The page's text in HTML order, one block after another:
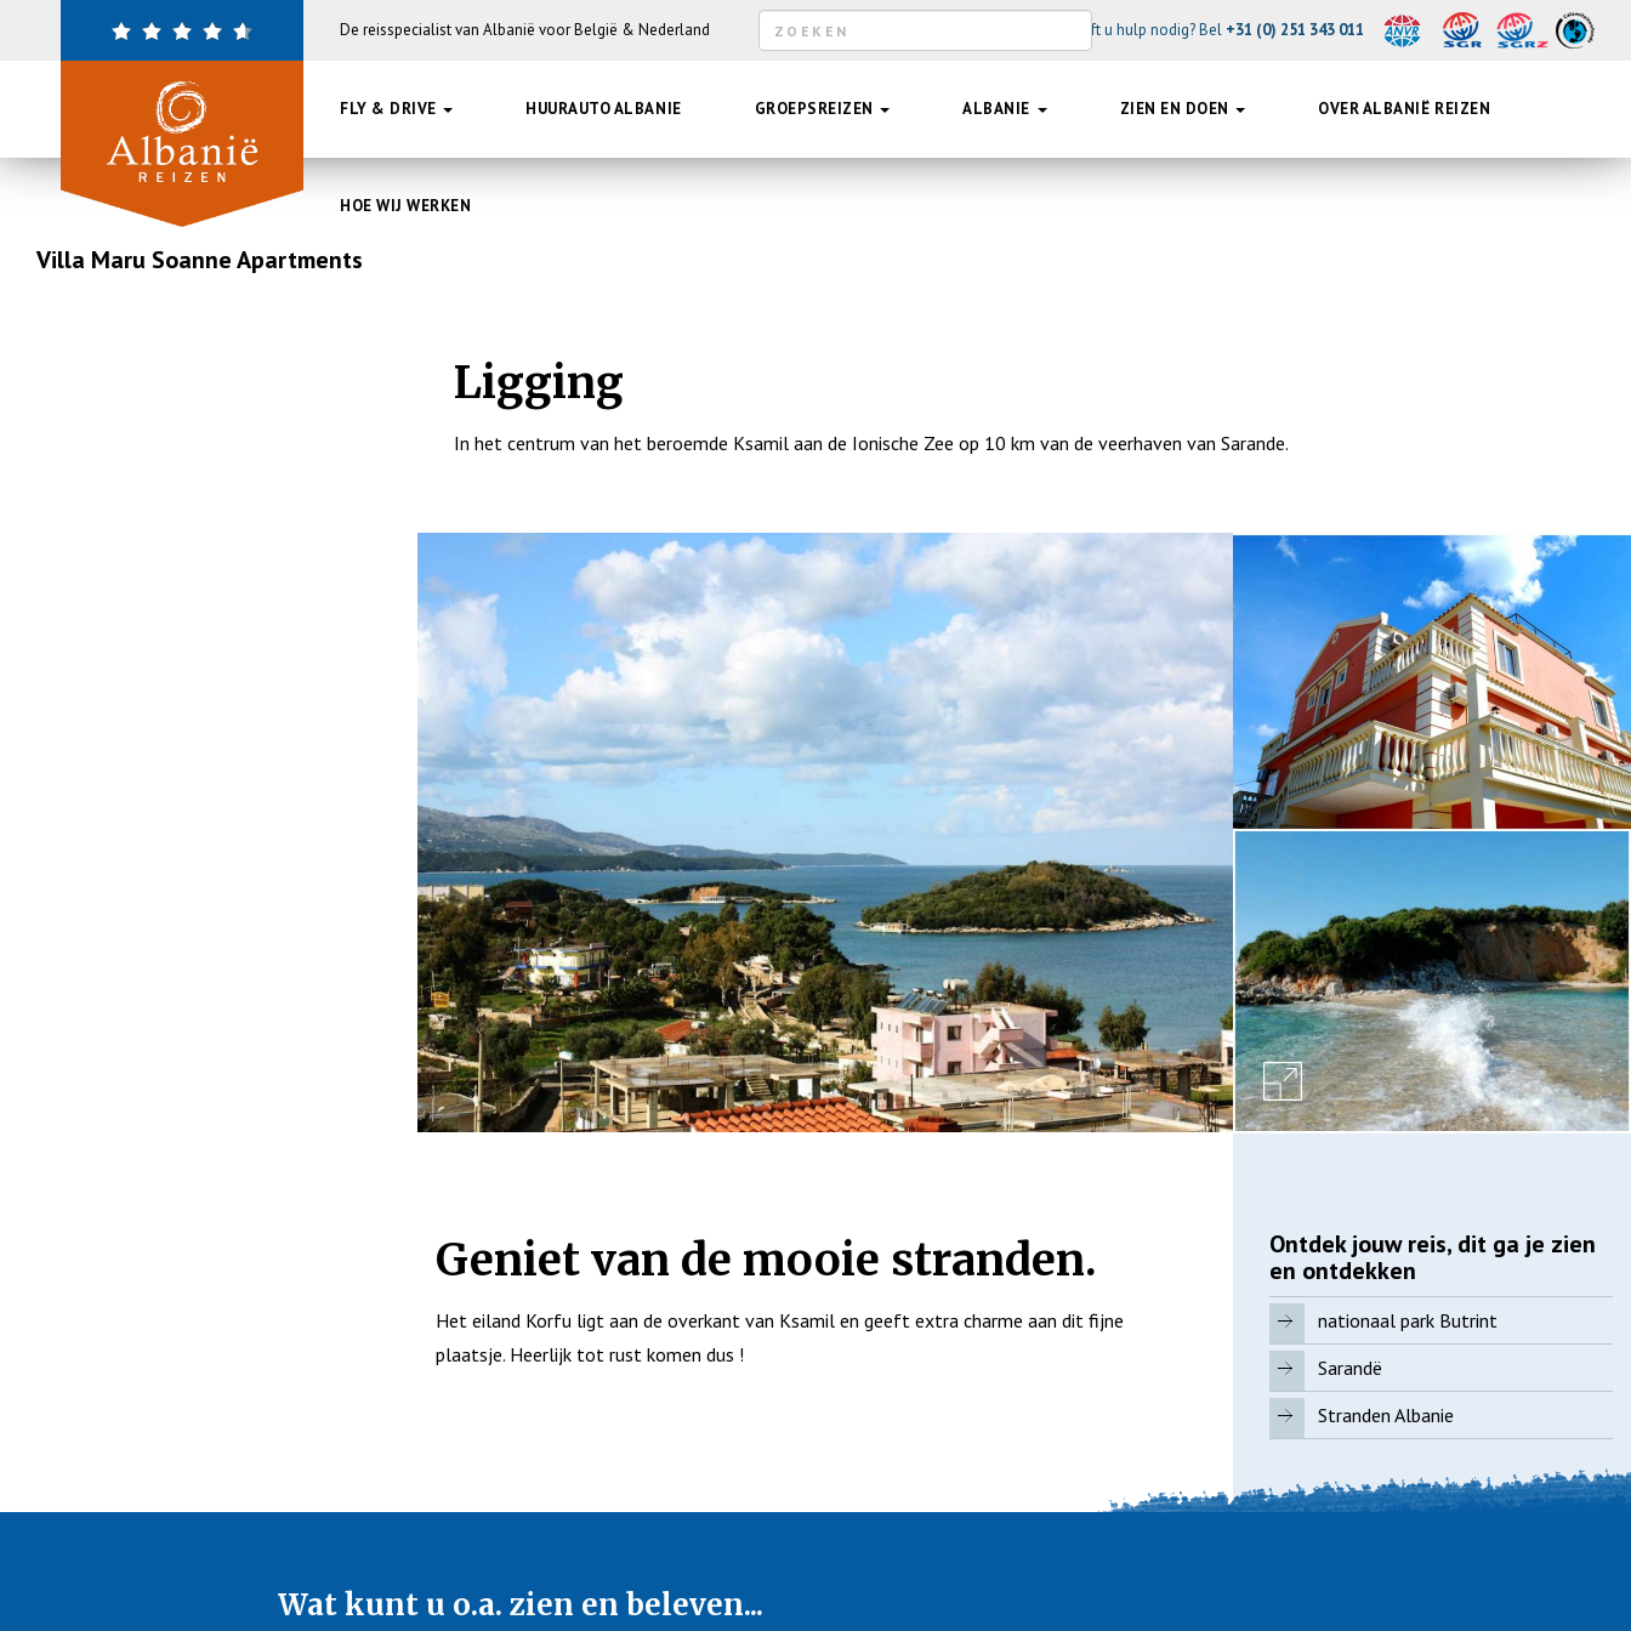
De reisspecialist van Albanië voor België & Nederland Heeft u hulp nodig? Bel +31 (0) 251 343 011
Zoekveld
FLY & DRIVE HUURAUTO ALBANIE GROEPSREIZEN ALBANIE ZIEN EN DOEN OVER ALBANIË REIZEN
HOE WIJ WERKEN
Villa Maru Soanne Apartments
Ligging
In het centrum van het beroemde Ksamil aan de Ionische Zee op 10 km van de veerhaven van Sarande.
Geniet van de mooie stranden.
Het eiland Korfu ligt aan de overkant van Ksamil en geeft extra charme aan dit fijne
plaatsje. Heerlijk tot rust komen dus !
Ontdek jouw reis, dit ga je zien
en ontdekken
nationaal park Butrint
Sarandë
Stranden Albanie
Wat kunt u o.a. zien en beleven...